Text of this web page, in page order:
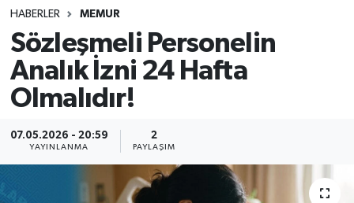
HABERLER MEMUR
Sözleşmeli Personelin
Analık İzni 24 Hafta
Olmalıdır!
07.05.2026 - 20:59
YAYINLANMA
2
PAYLAŞIM
YARIŞMA/ETKİNLİKLER
ANKET
MEVZUAT/KARARLAR